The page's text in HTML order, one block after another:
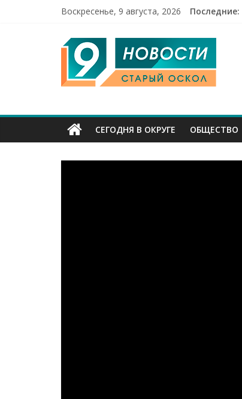
Воскресенье, 9 августа, 2026 Последние:
9
Канал
Старый
Оскол
СЕГОДНЯ В ОКРУГЕ ОБЩЕСТВО